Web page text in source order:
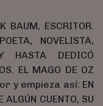
BAUM, ESCRITOR.
NOVELISTA,
HASTA DEDICÓ
EL MAGO DE OZ
y empieza así: EN
ALGÚN CUENTO, SU